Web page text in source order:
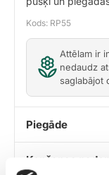
Kods: RP55
Attēlam ir
nedaudz
saglabājot
Piegāde
Kopšanas